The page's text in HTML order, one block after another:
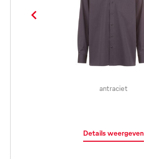
antraciet
Details weergeven